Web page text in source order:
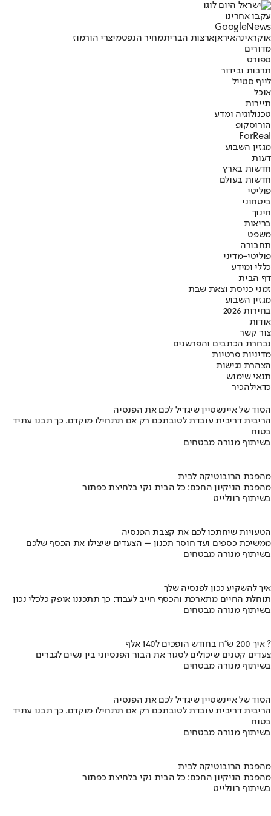
עקבו אחרינו
Googl eNews
אוקראינהאיראןארצות הבריתמחיר הנפטמיצרי הורמוז
מדורים
ספורט
תרבות ובידור
לייף סטייל
אוכל
תיירות
טכנולוגיה ומדע
הורוסקופ
ForReal
מגזין השבוע
דעות
חדשות בארץ
חדשות בעולם
פוליטי
ביטחוני
חינוך
בריאות
משפט
תחבורה
פוליטי-מדיני
כללי ומידע
דף הבית
זמני כניסת וצאת שבת
מגזין השבוע
בחירות 2026
אודות
צור קשר
נבחרת הכתבים והפרשנים
מדיניות פרטיות
הצהרת נגישות
תנאי שימוש
כדאילהכיר
הסוד של איינשטיין שיגדיל לכם את הפנסיה
הריבית דריבית עובדת לטובתכם רק אם תתחילו מוקדם. כך תבנו עתיד
בטוח
בשיתוף מנורה מבטחים
מהפכת הרובוטיקה לבית
מהפכת הניקיון החכם: כל הבית נקי בלחיצת כפתור
בשיתוף רונלייט
הטעויות שיחתכו לכם את קצבת הפנסיה
ממשיכת כספים ועד חוסר תכנון – הצעדים שיצילו את הכסף שלכם
בשיתוף מנורה מבטחים
איך להשקיע נכון לפנסיה שלך
תוחלת החיים מתארכת והכסף חייב לעבוד: כך תתכננו אופק כלכלי נכון
בשיתוף מנורה מבטחים
איך 200 ש"ח בחודש הופכים ל140 אלף ?
צעדים קטנים שיכולים לסגור את הבור הפנסיוני בין נשים לגברים
בשיתוף מנורה מבטחים
הסוד של איינשטיין שיגדיל לכם את הפנסיה
הריבית דריבית עובדת לטובתכם רק אם תתחילו מוקדם. כך תבנו עתיד
בטוח
בשיתוף מנורה מבטחים
מהפכת הרובוטיקה לבית
מהפכת הניקיון החכם: כל הבית נקי בלחיצת כפתור
בשיתוף רונלייט